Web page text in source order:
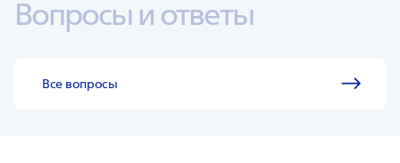
Вопросы и ответы
Все вопросы